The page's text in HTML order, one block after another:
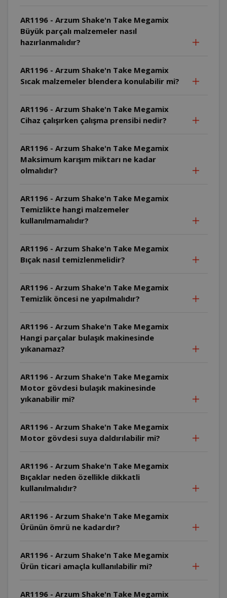
AR1196 - Arzum Shake'n Take Megamix
Büyük parçalı malzemeler nasıl
hazırlanmalıdır?
AR1196 - Arzum Shake'n Take Megamix
Sıcak malzemeler blendera konulabilir mi?
AR1196 - Arzum Shake'n Take Megamix
Cihaz çalışırken çalışma prensibi nedir?
AR1196 - Arzum Shake'n Take Megamix
Maksimum karışım miktarı ne kadar
olmalıdır?
AR1196 - Arzum Shake'n Take Megamix
Temizlikte hangi malzemeler
kullanılmamalıdır?
AR1196 - Arzum Shake'n Take Megamix
Bıçak nasıl temizlenmelidir?
AR1196 - Arzum Shake'n Take Megamix
Temizlik öncesi ne yapılmalıdır?
AR1196 - Arzum Shake'n Take Megamix
Hangi parçalar bulaşık makinesinde
yıkanamaz?
AR1196 - Arzum Shake'n Take Megamix
Motor gövdesi bulaşık makinesinde
yıkanabilir mi?
AR1196 - Arzum Shake'n Take Megamix
Motor gövdesi suya daldırılabilir mi?
AR1196 - Arzum Shake'n Take Megamix
Bıçaklar neden özellikle dikkatli
kullanılmalıdır?
AR1196 - Arzum Shake'n Take Megamix
Ürünün ömrü ne kadardır?
AR1196 - Arzum Shake'n Take Megamix
Ürün ticari amaçla kullanılabilir mi?
AR1196 - Arzum Shake'n Take Megamix